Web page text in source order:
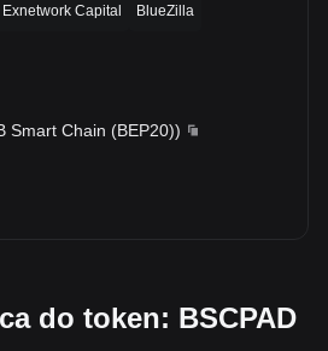
Capital BlueZilla
Smart Chain (BEP20))
do token: BSCPAD